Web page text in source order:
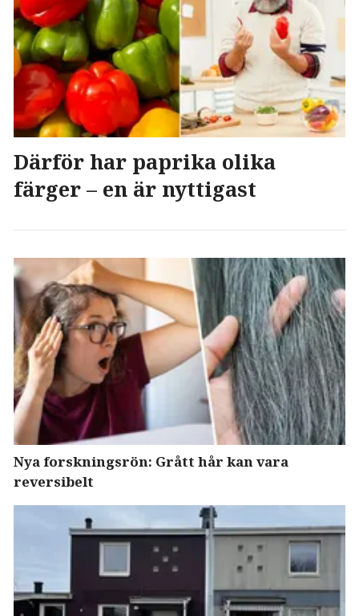
Därför har paprika olika
färger – en är nyttigast
Nya forskningsrön: Grått hår kan vara
reversibelt